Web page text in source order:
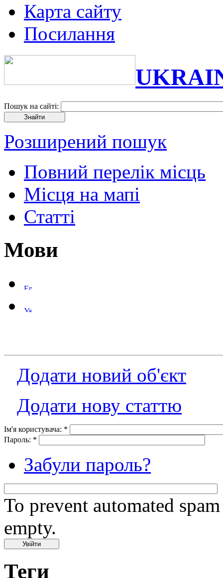
Карта сайту
Посилання
Пошук на сайті:
Розширений пошук
Повний перелік місць
Місця на мапі
Статті
Мови
Додати новий об'єкт
Додати нову статтю
Ім'я користувача: *
Пароль: *
Забули пароль?
To prevent automated
empty.
Теги